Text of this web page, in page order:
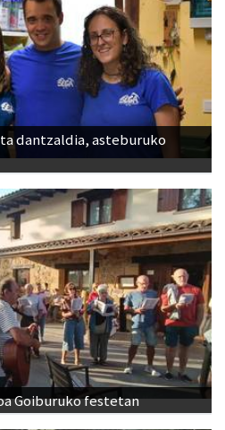
dantzaldia, asteburuko
Goiburuko festetan